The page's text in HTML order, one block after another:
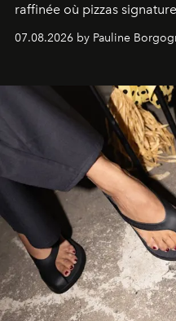
raffinée où pizzas
07.08.2026 by Pauline